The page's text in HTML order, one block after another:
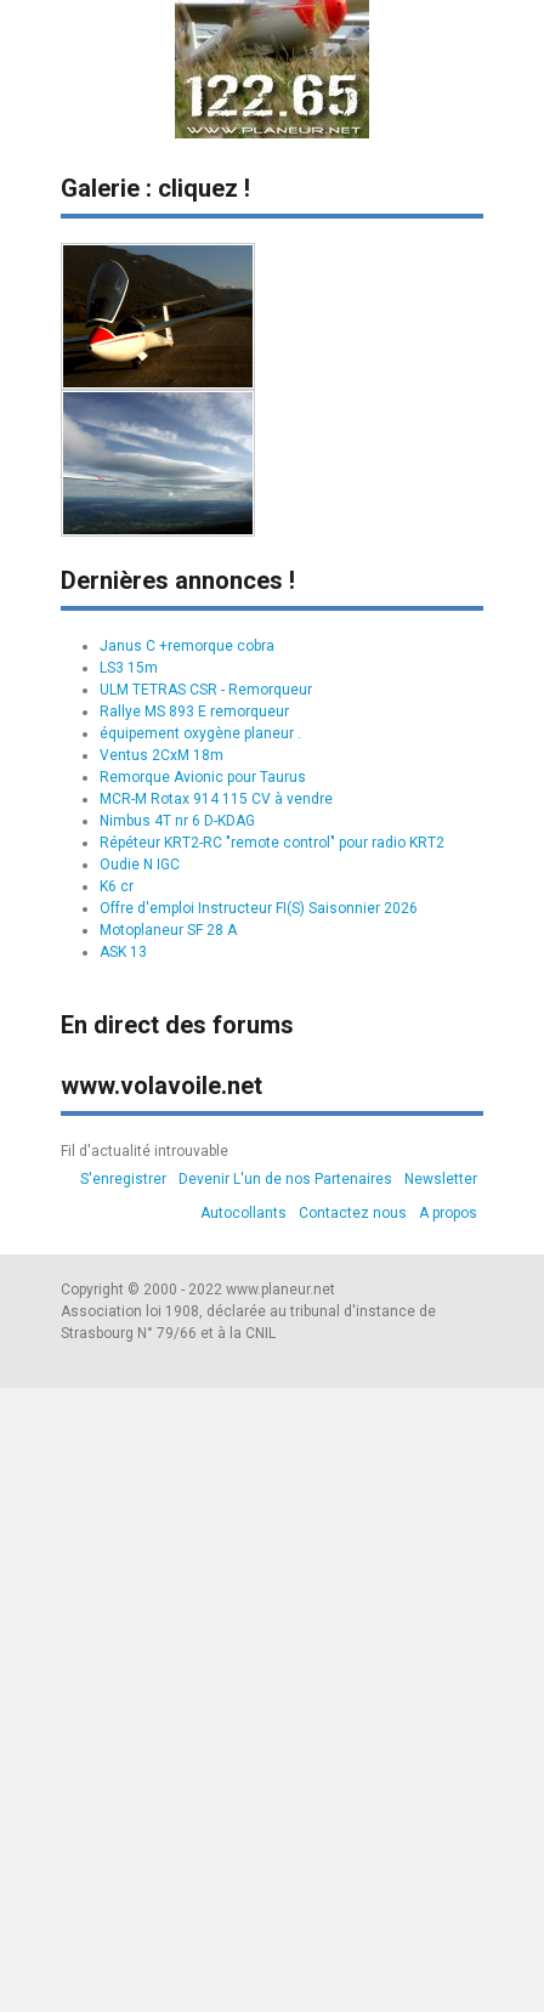
Galerie : cliquez !
Dernières annonces !
Janus C +remorque cobra
LS3 15m
ULM TETRAS CSR - Remorqueur
Rallye MS 893 E remorqueur
équipement oxygène planeur .
Ventus 2CxM 18m
Remorque Avionic pour Taurus
MCR-M Rotax 914 115 CV à vendre
Nimbus 4T nr 6 D-KDAG
Répéteur KRT2-RC "remote control" pour radio KRT2
Oudie N IGC
K6 cr
Offre d'emploi Instructeur FI(S) Saisonnier 2026
Motoplaneur SF 28 A
ASK 13
En direct des forums
www.volavoile.net
Fil d'actualité introuvable
S'enregistrer
Devenir L'un de nos Partenaires
Newsletter
Autocollants
Contactez nous A propos
Copyright © 2000 - 2022 www.planeur.net
Association loi 1908, déclarée au tribunal d'instance de
Strasbourg N° 79/66 et à la CNIL